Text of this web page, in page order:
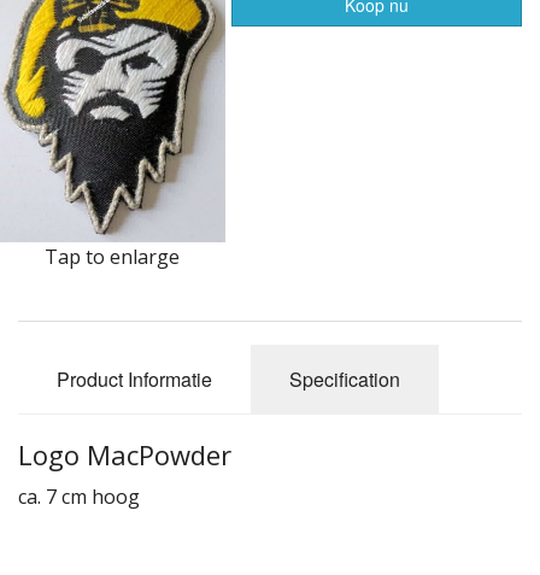
Highland Titles
Verhuur
AFGEPRIJST - UITVERKOOP
Tap to enlarge
Koop nu
Product Informatie Specification
Logo MacPowder
ca. 7 cm hoog